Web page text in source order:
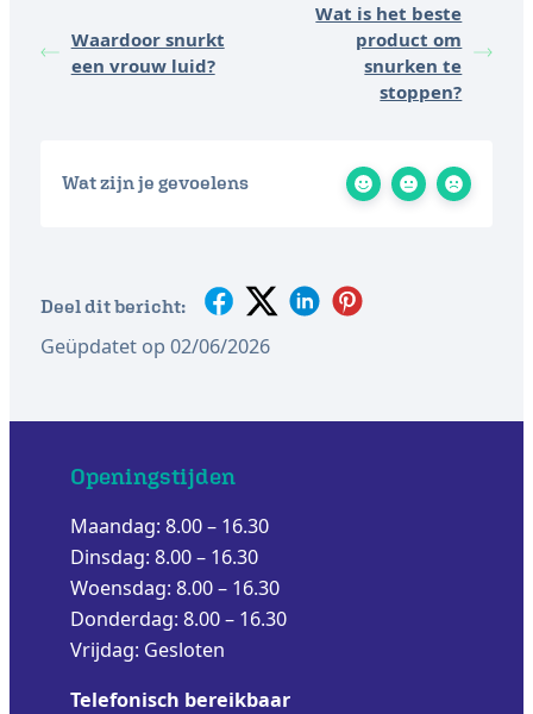
Waardoor snurkt
een vrouw luid?
Wat is het beste
product om
snurken te
stoppen?
Wat zijn je gevoelens
Deel dit bericht:
Geüpdatet op 02/06/2026
Openingstijden
Maandag: 8.00 – 16.30
Dinsdag: 8.00 – 16.30
Woensdag: 8.00 – 16.30
Donderdag: 8.00 – 16.30
Vrijdag: Gesloten
Telefonisch bereikbaar